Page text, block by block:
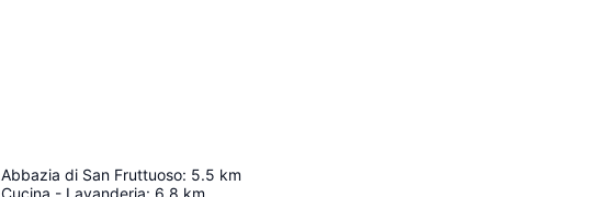
Abbazia di San Fruttuoso: 5.5 km
Cucina - Lavanderia: 6.8 km